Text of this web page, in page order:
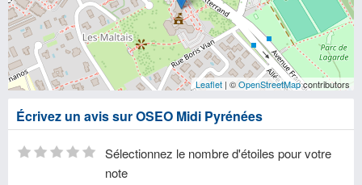
Leaflet | ©OpenStreetMapcontributors
Écrivez un avis sur OSEO Midi Pyrénées
Sélectionnez le nombre d'étoiles pour votre
note